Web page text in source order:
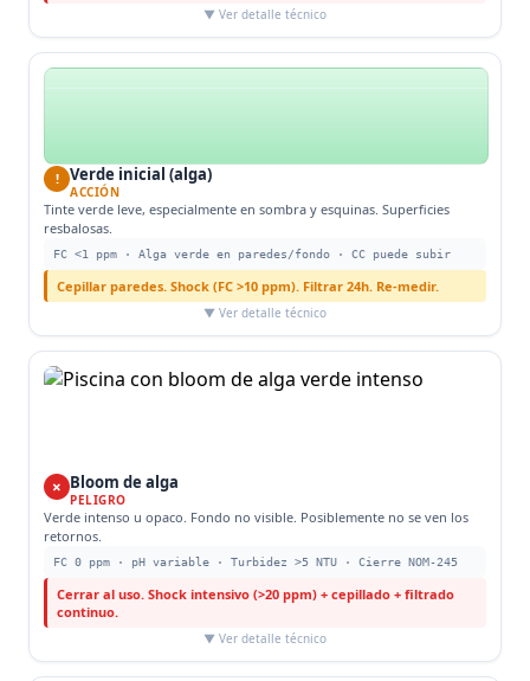
▼ Ver detalle técnico
! Verde inicial (alga)
ACCIÓN
Tinte verde leve, especialmente en sombra y esquinas. Superficies
resbalosas.
FC <1 ppm · Alga verde en paredes/fondo · CC puede subir
Cepillar paredes. Shock (FC >10 ppm). Filtrar 24h. Re-medir.
▼ Ver detalle técnico
✗ Bloom de alga
PELIGRO
Verde intenso u opaco. Fondo no visible. Posiblemente no se ven los
retornos.
FC 0 ppm · pH variable · Turbidez >5 NTU · Cierre NOM-245
Cerrar al uso. Shock intensivo (>20 ppm) + cepillado + filtrado
continuo.
▼ Ver detalle técnico